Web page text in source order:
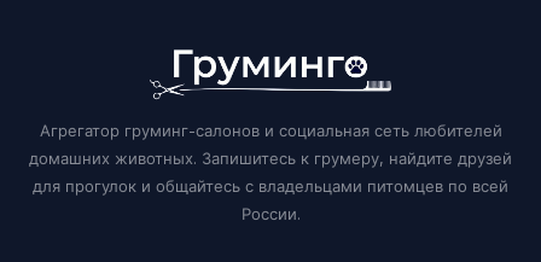
Агрегатор груминг-салонов и социальная сеть любителей
домашних животных. Запишитесь к грумеру, найдите друзей
для прогулок и общайтесь с владельцами питомцев по всей
России.